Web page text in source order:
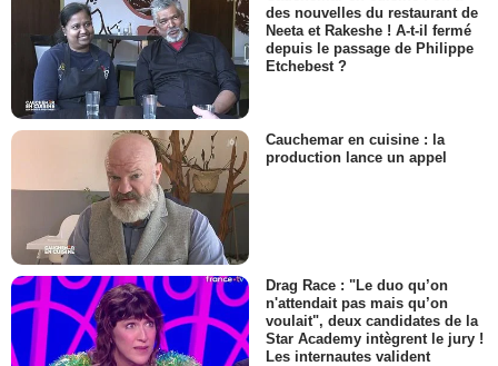
des nouvelles du restaurant de
Neeta et Rakeshe ! A-t-il fermé
depuis le passage de Philippe
Etchebest ?
Cauchemar en cuisine : la
production lance un appel
Drag Race : "Le duo qu’on
n'attendait pas mais qu’on
voulait", deux candidates de la
Star Academy intègrent le jury !
Les internautes valident